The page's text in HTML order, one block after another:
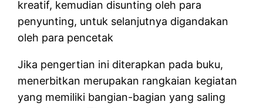
kreatif, kemudian disunting oleh para
penyunting, untuk selanjutnya digandakan
oleh para pencetak
Jika pengertian ini diterapkan pada buku,
menerbitkan merupakan rangkaian kegiatan
yang memiliki bangian-bagian yang saling